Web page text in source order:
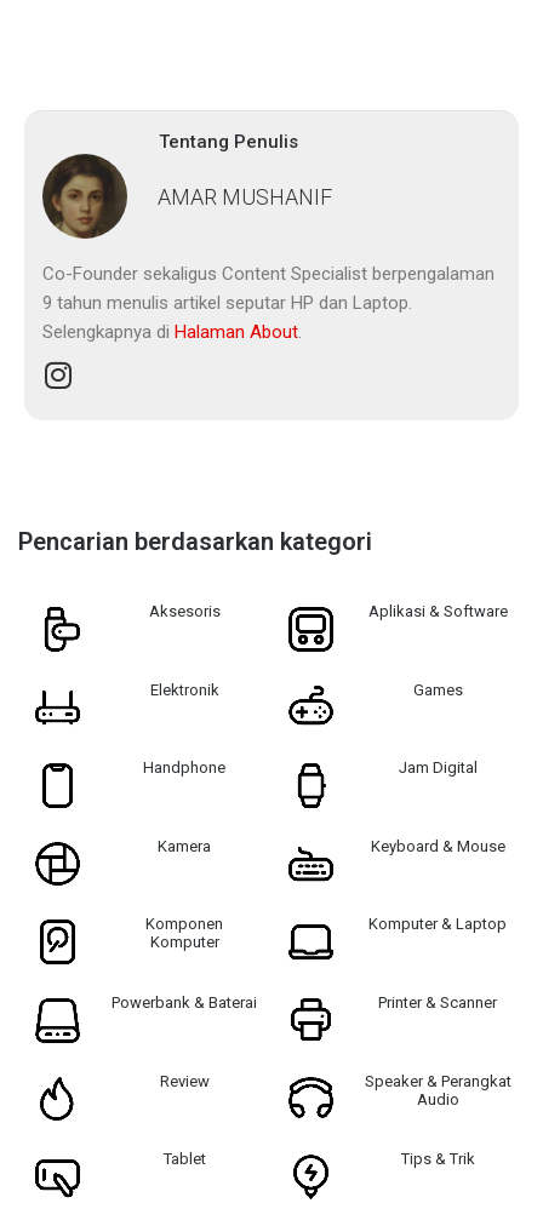
Tentang Penulis
AMAR MUSHANIF
Co-Founder sekaligus Content Specialist berpengalaman
9 tahun menulis artikel seputar HP dan Laptop.
Selengkapnya di Halaman About.
Pencarian berdasarkan kategori
Aksesoris Aplikasi & Software
Elektronik Games
Handphone Jam Digital
Kamera Keyboard & Mouse
Komponen
Komputer
Komputer & Laptop
Powerbank & Baterai Printer & Scanner
Review
Speaker & Perangkat
Audio
Tablet Tips & Trik